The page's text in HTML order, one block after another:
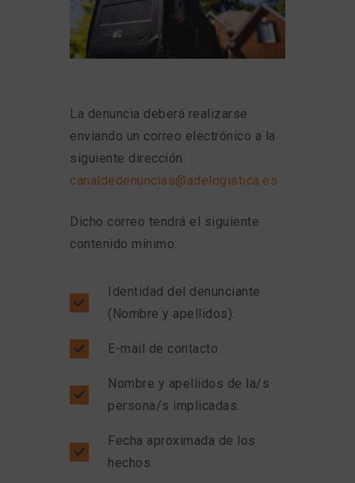
La denuncia deberá realizarse
enviando un correo electrónico a la
siguiente dirección:
canaldedenuncias@adelogistica.es
Dicho correo tendrá el siguiente
contenido mínimo:
Identidad del denunciante
(Nombre y apellidos).
E-mail de contacto.
Nombre y apellidos de la/s
persona/s implicadas.
Fecha aproximada de los
hechos.